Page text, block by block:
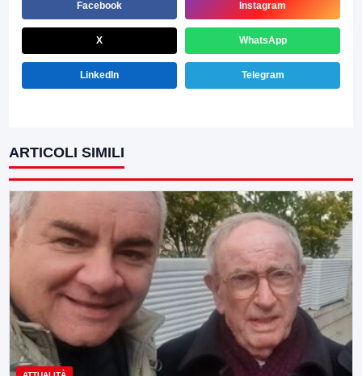
Facebook Instagram
X WhatsApp
LinkedIn Telegram
ARTICOLI SIMILI